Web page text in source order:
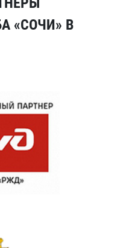
«СОЧИ» В